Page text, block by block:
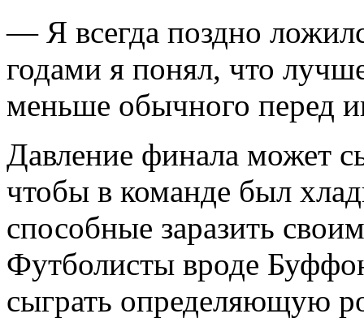
— Я всегда поздно
годами я понял, что
меньше обычного перед
Давление финала может
чтобы в команде был
способные заразить
Футболисты вроде
сыграть определяющую